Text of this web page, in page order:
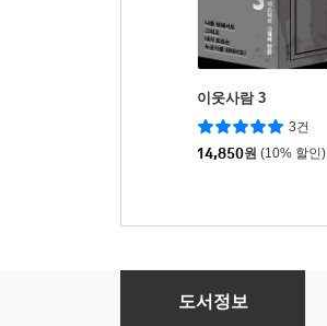
이웃사람 3
3건
14,850원 (10% 할인)
당신의 모든 순간 1
도서정보